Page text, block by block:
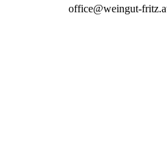
office@weingut-